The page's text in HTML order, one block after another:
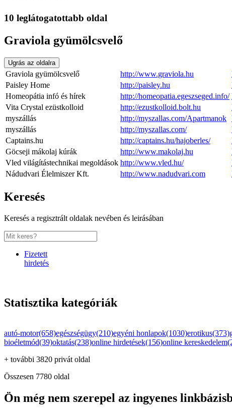
10 leglátogatottabb oldal
Graviola gyümölcsvelő
Ugrás az oldalra
Graviola gyümölcsvelő http://www.graviola.hu
Paisley Home
http://paisley.hu
Homeopátia infó és hírek
http://homeopatia.egeszseged.info/
Vita Crystal ezüstkolloid
http://ezustkolloid.bolt.hu
myszállás
http://myszallas.com/Apartmanok
myszállás
http://myszallas.com/
Captains.hu
http://captains.hu/hajoberles/
Göcseji mákolaj kúrák
http://www.makolaj.hu
Vled világítástechnikai megoldások http://www.vled.hu/
Nádudvari Élelmiszer Kft.
http://www.nadudvari.com
Keresés
Keresés a regisztrált oldalak nevében és leirásában
Fizetett
hirdetés
Statisztika kategóriák
autó-motor(658)egészségügy(210)egyéni honlapok(1030)erotikus(373)
bioéletmód(39)oktatás(238)online hirdetések(156)online
+ további 3820 privát oldal
Összesen 7780 oldal
Ön még nem szerepel az ingyenes